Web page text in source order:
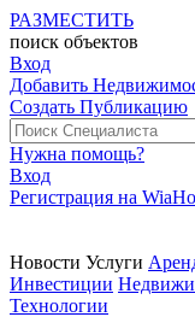
РАЗМЕСТИТЬ
поиск объектов
Вход
Добавить
Создать Публикацию
Нужна помощь?
Вход
Регистрация на
Новости Услуги
Инвестиции
Технологии